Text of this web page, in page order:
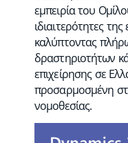
εμπειρία του
ιδιαιτερότητες
καλύπτοντας
δραστηριοτήτων
επιχείρησης σε
προσαρμοσμένη
νομοθεσίας.